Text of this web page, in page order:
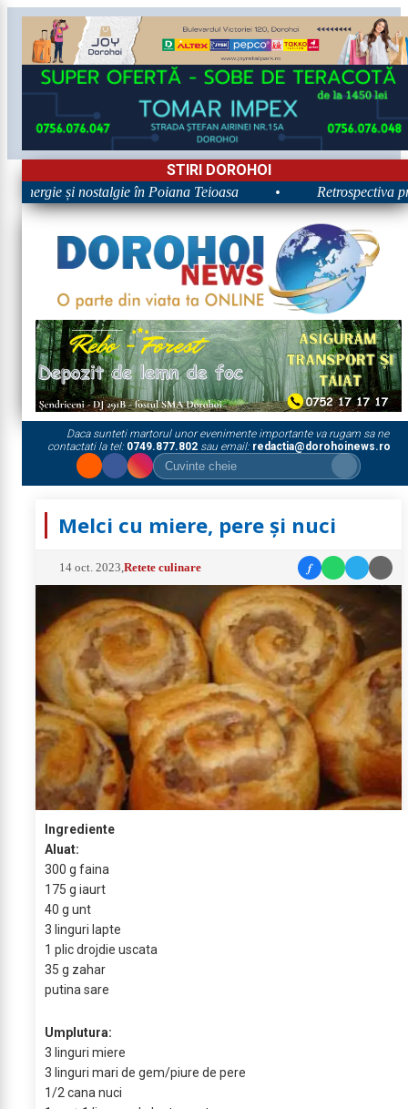
STIRI DOROHOI
și nostalgie în Poiana Teioasa Retrospectiva
Daca sunteti martorul unor evenimente importante va rugam sa ne
contactati la tel: 0749.877.802sau email: redactia@dorohoinews.ro
Melci cu miere, pere și nuci
14 oct. 2023 ,Retete culinare f
Ingrediente
Aluat:
300 g faina
175 g iaurt
40 g unt
3 linguri lapte
1 plic drojdie uscata
35 g zahar
putina sare
Umplutura:
3 linguri miere
3 linguri mari de gem/piure de pere
1/2 cana nuci